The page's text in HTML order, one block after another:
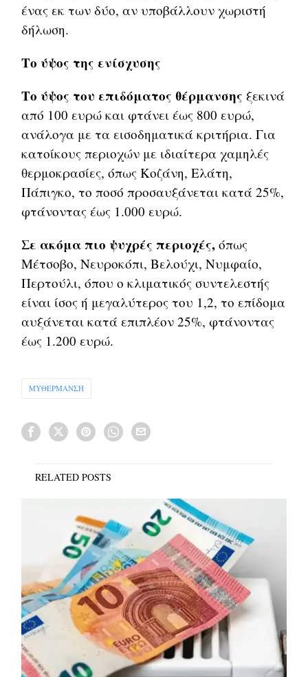
ένας εκ των δύο, αν υποβάλλουν χωριστή
δήλωση.
Το ύψος της ενίσχυσης
Το ύψος του επιδόματος θέρμανσης ξεκινά
από 100 ευρώ και φτάνει έως 800 ευρώ,
ανάλογα με τα εισοδηματικά κριτήρια. Για
κατοίκους περιοχών με ιδιαίτερα χαμηλές
θερμοκρασίες, όπως Κοζάνη, Ελάτη,
Πάπιγκο, το ποσό προσαυξάνεται κατά 25%,
φτάνοντας έως 1.000 ευρώ.
Σε ακόμα πιο ψυχρές περιοχές, όπως
Μέτσοβο, Νευροκόπι, Βελούχι, Νυμφαίο,
Περτούλι, όπου ο κλιματικός συντελεστής
είναι ίσος ή μεγαλύτερος του 1,2, το επίδομα
αυξάνεται κατά επιπλέον 25%, φτάνοντας
έως 1.200 ευρώ.
MYΘΕΡΜΑΝΣΗ
RELATED POSTS